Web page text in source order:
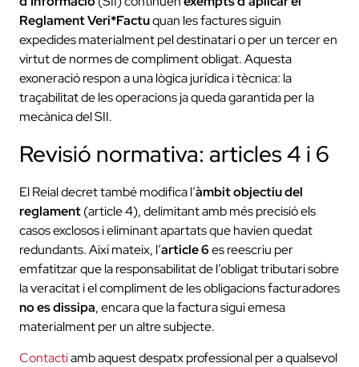
Reglament Veri*Factuquan les factures siguin
expedides materialment pel destinatari o per un tercer en
virtut de normes de compliment obligat. Aquesta
exoneració respon a una lògica jurídica i tècnica: la
traçabilitat de les operacions ja queda garantida per la
mecànica del SII.
Revisió normativa: articles 4 i 6
El Reial decret també modifica l’àmbit objectiu del
reglament(article 4), delimitant amb més precisió els
casos exclosos i eliminant apartats que havien quedat
redundants. Així mateix, l’article 6es reescriu per
emfatitzar que la responsabilitat de l’obligat tributari sobre
la veracitat i el compliment de les obligacions facturadores
no es dissipa, encara que la factura sigui emesa
materialment per un altre subjecte.
Contactiamb aquest despatx professional per a qualsevol